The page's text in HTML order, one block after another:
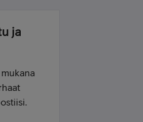
ja